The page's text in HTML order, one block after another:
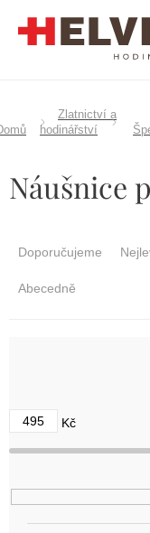
Zlatnictví a
hodinářství
Náušnice
d
u
k
ů
Doporučujeme
Abecedně
495 Kč